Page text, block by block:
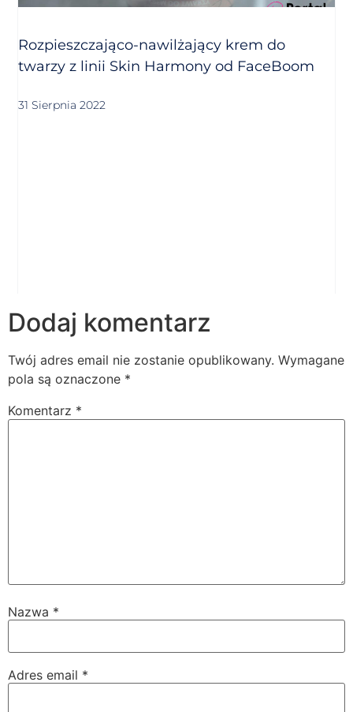
Rozpieszczająco-nawilżający krem do
twarzy z linii Skin Harmony od FaceBoom
31 Sierpnia 2022
Dodaj komentarz
Twój adres email nie zostanie opublikowany. Wymagane
pola są oznaczone *
Komentarz *
Nazwa *
Adres email *